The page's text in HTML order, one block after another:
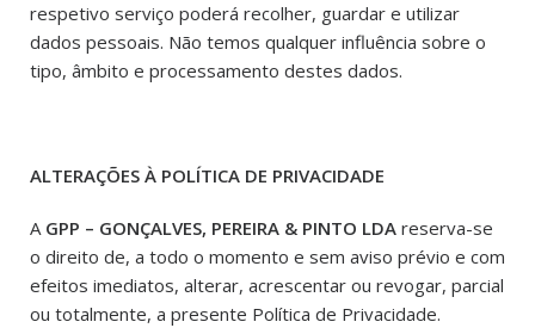
respetivo serviço poderá recolher, guardar e utilizar
dados pessoais. Não temos qualquer influência sobre o
tipo, âmbito e processamento destes dados.
ALTERAÇÕES À POLÍTICA DE PRIVACIDADE
A GPP – GONÇALVES, PEREIRA & PINTO LDA reserva-se
o direito de, a todo o momento e sem aviso prévio e com
efeitos imediatos, alterar, acrescentar ou revogar, parcial
ou totalmente, a presente Política de Privacidade.